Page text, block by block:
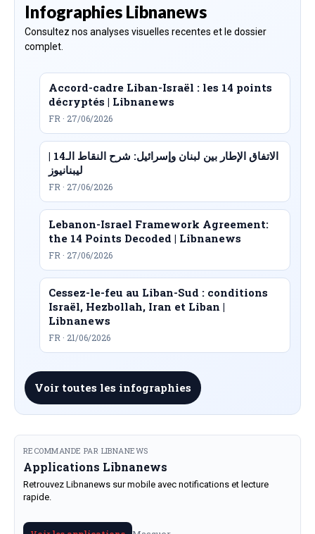
Infographies Libnanews
Consultez nos analyses visuelles recentes et le dossier
complet.
Accord-cadre Liban-Israël : les 14 points
décryptés | Libnanews
FR · 27/06/2026
الاتفاق الإطار بين لبنان وإسرائيل: شرح النقاط الـ14 |
ليبنانيوز
FR · 27/06/2026
Lebanon-Israel Framework Agreement:
the 14 Points Decoded | Libnanews
FR · 27/06/2026
Cessez-le-feu au Liban-Sud : conditions
Israël, Hezbollah, Iran et Liban |
Libnanews
FR · 21/06/2026
Voir toutes les infographies
RECOMMANDE PAR LIBNANEWS
Applications Libnanews
Retrouvez Libnanews sur mobile avec notifications et lecture
rapide.